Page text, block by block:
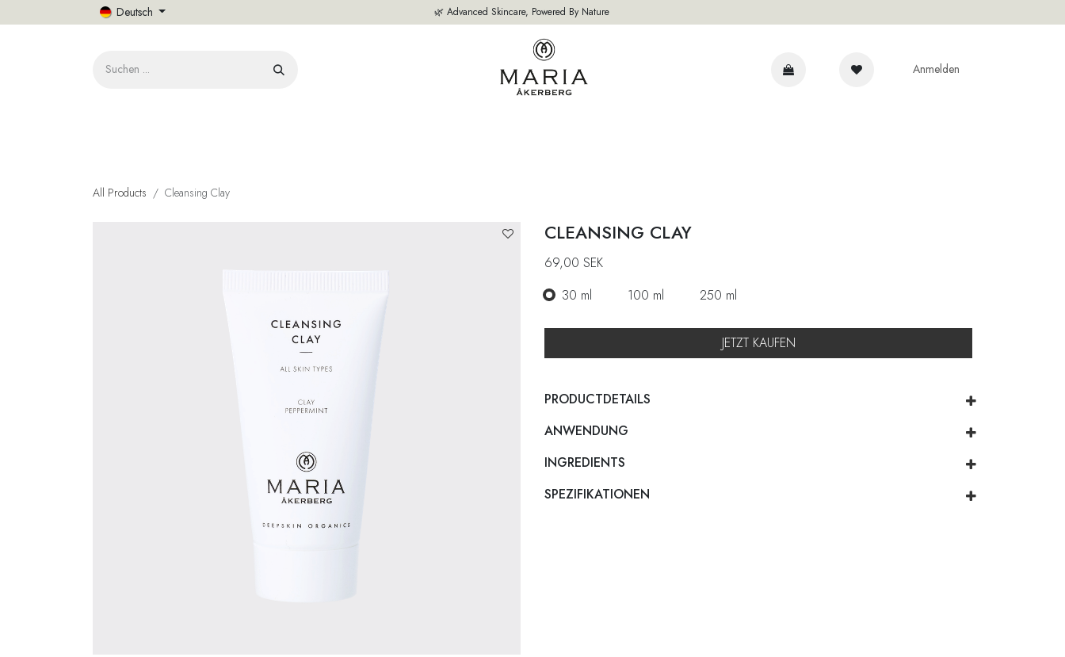
Deutsch 🌿 Advanced Skincare, Powered By Nature
Anmelden
All Products Cleansing Clay
CLEANSING CLAY
69,00 SEK
30 ml
100 ml 250 ml
JETZT KAUFEN
PRODUCTDETAILS
ANWENDUNG
INGREDIENTS
SPEZIFIKATIONEN